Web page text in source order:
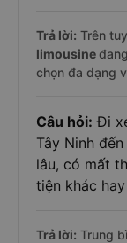
Trả lời: Trên
limousine
chọn đa dạng
Câu hỏi: Đi
Tây Ninh
lâu, có mất
tiện khác
Trả lời: Trung